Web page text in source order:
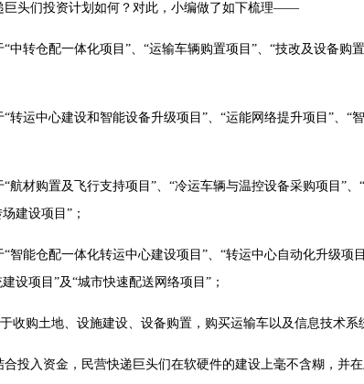
巨头们投资计划如何？对此，小编做了如下梳理——
中转仓配一体化项目”、“运输车辆购置项目”、“技改及设备购
转运中心建设和智能设备升级项目”、“运能网络提升项目”、“
航材购置及飞行支持项目”、“冷运车辆与温控设备采购项目”
建设项目”；
智能仓配一体化转运中心建设项目”、“转运中心自动化升级项
设项目”及“城市快速配送网络项目”；
收购土地、设施建设、设备购置，购买运输车以及信息技术系
投入资金，民营快递巨头们在软硬件的建设上毫不含糊，并